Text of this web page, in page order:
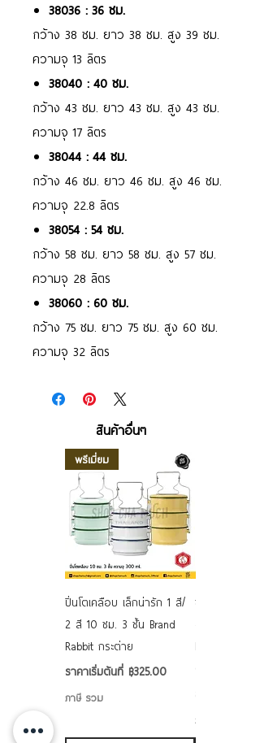
38036 : 36 ซม.
กว้าง 38 ซม. ยาว 38 ซม. สูง 39 ซม.
ความจุ 13 ลิตร
38040 : 40 ซม.
กว้าง 43 ซม. ยาว 43 ซม. สูง 43 ซม.
ความจุ 17 ลิตร
38044 : 44 ซม.
กว้าง 46 ซม. ยาว 46 ซม. สูง 46 ซม.
ความจุ 22.8 ลิตร
38054 : 54 ซม.
กว้าง 58 ซม. ยาว 58 ซม. สูง 57 ซม.
ความจุ 28 ลิตร
38060 : 60 ซม.
กว้าง 75 ซม. ยาว 75 ซม. สูง 60 ซม.
ความจุ 32 ลิตร
สินค้าอื่นๆ
พรีเมี่ยม
ปิ่นโตเคลือบ เล็กน่ารัก 1 สี/
2 สี 10 ซม. 3 ชั้น Brand
Rabbit กระต่าย
ราคาเริ่มต้นที่ ฿325.00
ราคาขายลด
ภาษี รวม
ชามเคลือบ
ภาษี รวม